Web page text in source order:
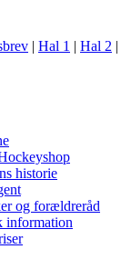
| Hal 1 | Hal 2 |
historie
og forældreråd
information